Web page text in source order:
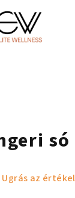
só
Ugrás az